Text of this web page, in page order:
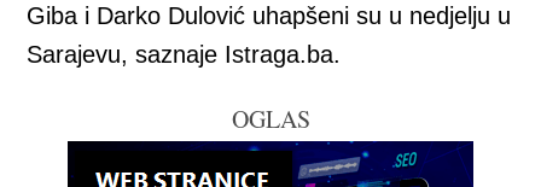
Giba i Darko Dulović uhapšeni su u nedjelju u
Sarajevu, saznaje Istraga.ba.
OGLAS